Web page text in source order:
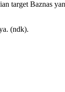
target Baznas
(ndk).